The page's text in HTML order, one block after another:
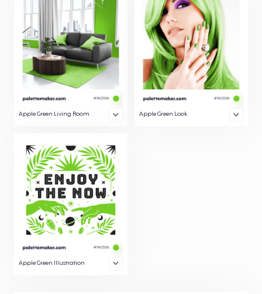
Apple Green Living Room Apple Green Look
Apple Green Illustration